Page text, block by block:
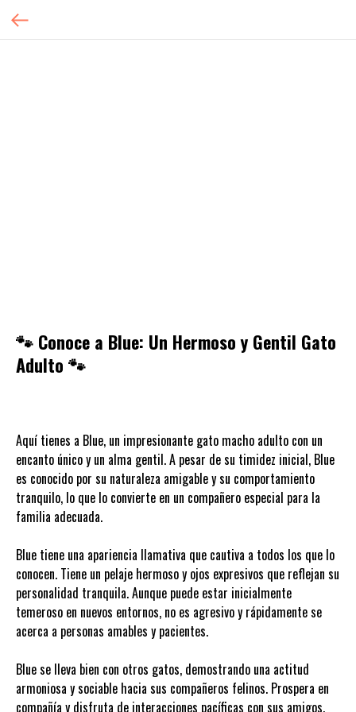
🐾 Conoce a Blue: Un Hermoso y Gentil Gato
Adulto 🐾
Aquí tienes a Blue, un impresionante gato macho adulto con un
encanto único y un alma gentil. A pesar de su timidez inicial, Blue
es conocido por su naturaleza amigable y su comportamiento
tranquilo, lo que lo convierte en un compañero especial para la
familia adecuada.
Blue tiene una apariencia llamativa que cautiva a todos los que lo
conocen. Tiene un pelaje hermoso y ojos expresivos que reflejan su
personalidad tranquila. Aunque puede estar inicialmente
temeroso en nuevos entornos, no es agresivo y rápidamente se
acerca a personas amables y pacientes.
Blue se lleva bien con otros gatos, demostrando una actitud
armoniosa y sociable hacia sus compañeros felinos. Prospera en
compañía y disfruta de interacciones pacíficas con sus amigos.